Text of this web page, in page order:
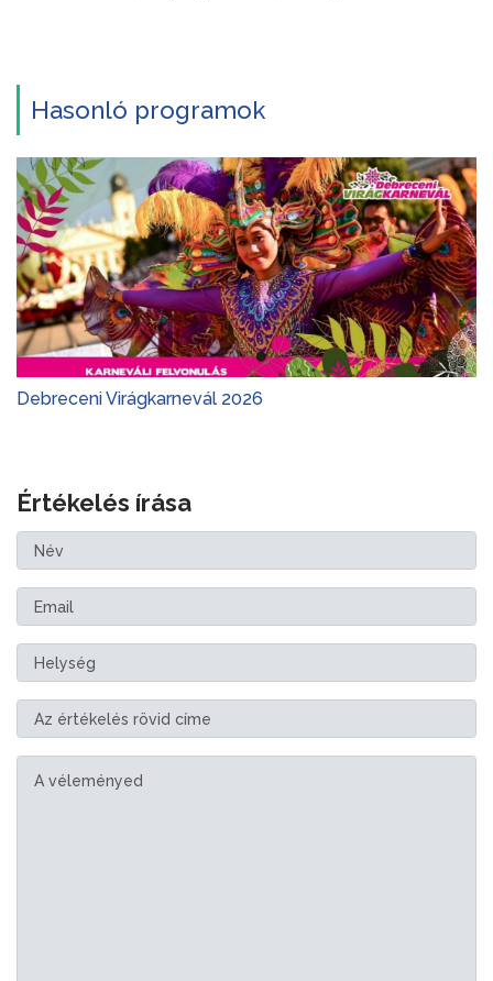
Hasonló programok
Debreceni Virágkarnevál 2026
Értékelés írása